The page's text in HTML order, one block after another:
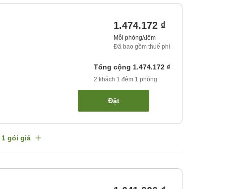
1.474.172 ₫
Mỗi phòng/đêm
Đã bao gồm thuế phí
Tổng cộng 1.474.172 ₫
2 khách 1 đêm 1 phòng
Đặt
1 gói giá